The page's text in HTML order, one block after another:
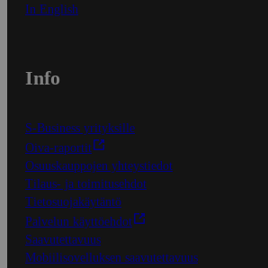
In English
Info
S-Business yrityksille
Oiva-raportit
Osuuskauppojen yhteystiedot
Tilaus- ja toimitusehdot
Tietosuojakäytäntö
Palvelun käyttöehdot
Saavutettavuus
Mobiilisovelluksen saavutettavuus